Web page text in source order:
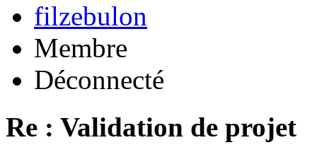
filzebulon
Membre
Déconnecté
Re : Validation de projet